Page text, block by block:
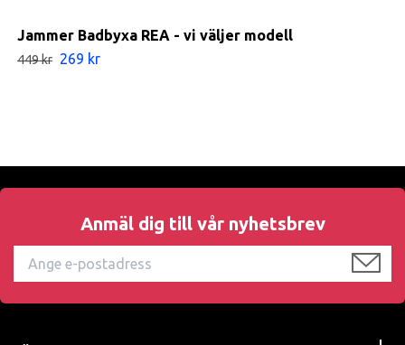
Jammer Badbyxa REA - vi väljer modell
449 kr 269 kr
Anmäl dig till vår nyhetsbrev